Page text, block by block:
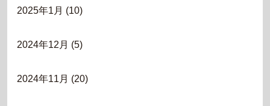
2025年1月 (10)
2024年12月 (5)
2024年11月 (20)